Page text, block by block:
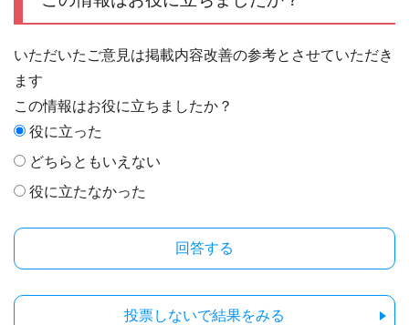
いただいたご意見は掲載内容改善の参考とさせていただき
ます
この情報はお役に立ちましたか？
役に立った
どちらともいえない
役に立たなかった
投票しないで結果をみる